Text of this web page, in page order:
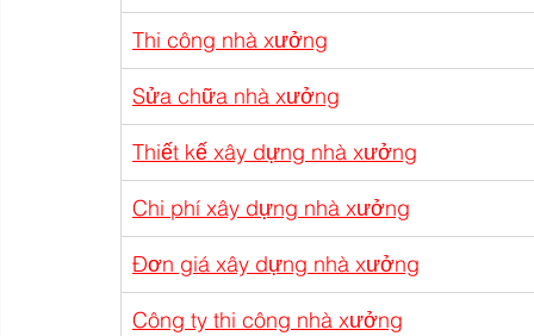
Thi công nhà xưởng
Sửa chữa nhà xưởng
Thiết kế xây dựng nhà xưởng
Chi phí xây dựng nhà xưởng
Đơn giá xây dựng nhà xưởng
Công ty thi công nhà xưởng